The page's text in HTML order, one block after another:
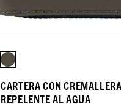
CARTERA CON CREMALLERA
REPELENTE AL AGUA